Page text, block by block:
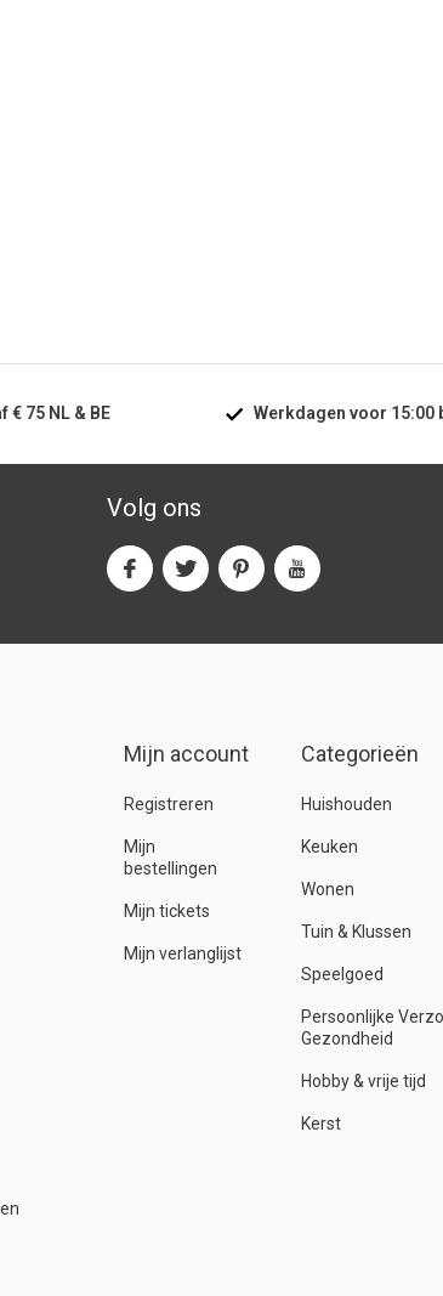
€ 75 NL & BE Werkdagen voor 15:00
Volg ons
Mijn account
Registreren
Mijn
bestellingen
Mijn tickets
Mijn verlanglijst
Categorieën
Huishouden
Keuken
Wonen
Tuin & Klussen
Speelgoed
Persoonlijke
Gezondheid
Hobby & vrije tijd
Kerst